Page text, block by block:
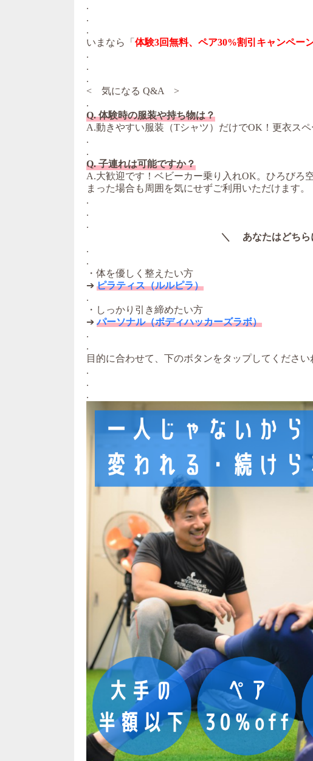
.
.
.
いまなら「 体験3回無料、ペア30%割引キャンペー
.
.
.
< 気になる Q&A >
.
Q. 体験時の服装や持ち物は？
A.動きやすい服装（Tシャツ）だけでOK！更衣スペ
.
.
Q. 子連れは可能ですか？
A.大歓迎です！ベビーカー乗り入れOK。ひろびろ
まった場合も周囲を気にせずご利用いただけます。
.
.
.
＼ あなたはどち
.
.
・体を優しく整えたい方
➔ ピラティス（ルルピラ）
.
・しっかり引き締めたい方
➔パーソナル（ボディハッカーズラボ）
.
.
目的に合わせて、下のボタンをタップしてください
.
.
.